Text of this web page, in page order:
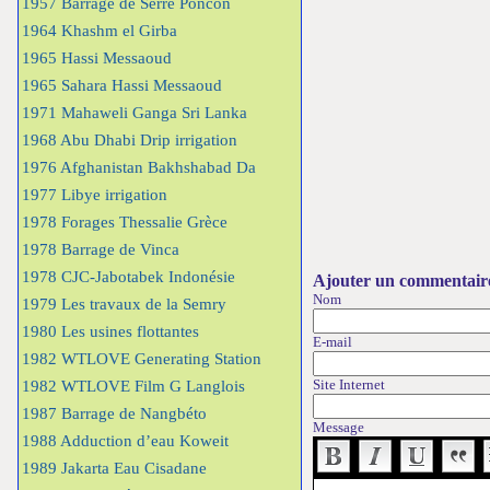
1964 Khashm el Girba
1965 Hassi Messaoud
1965 Sahara Hassi Messaoud
1971 Mahaweli Ganga Sri Lanka
1968 Abu Dhabi Drip irrigation
1976 Afghanistan Bakhshabad Da
1977 Libye irrigation
1978 Forages Thessalie Grèce
1978 Barrage de Vinca
1978 CJC-Jabotabek Indonésie
1979 Les travaux de la Semry
1980 Les usines flottantes
1982 WTLOVE Generating Station
1982 WTLOVE Film G Langlois
1987 Barrage de Nangbéto
1988 Adduction d’eau Koweit
1989 Jakarta Eau Cisadane
Ajouter un
Nom
E-mail
Site Internet
Message